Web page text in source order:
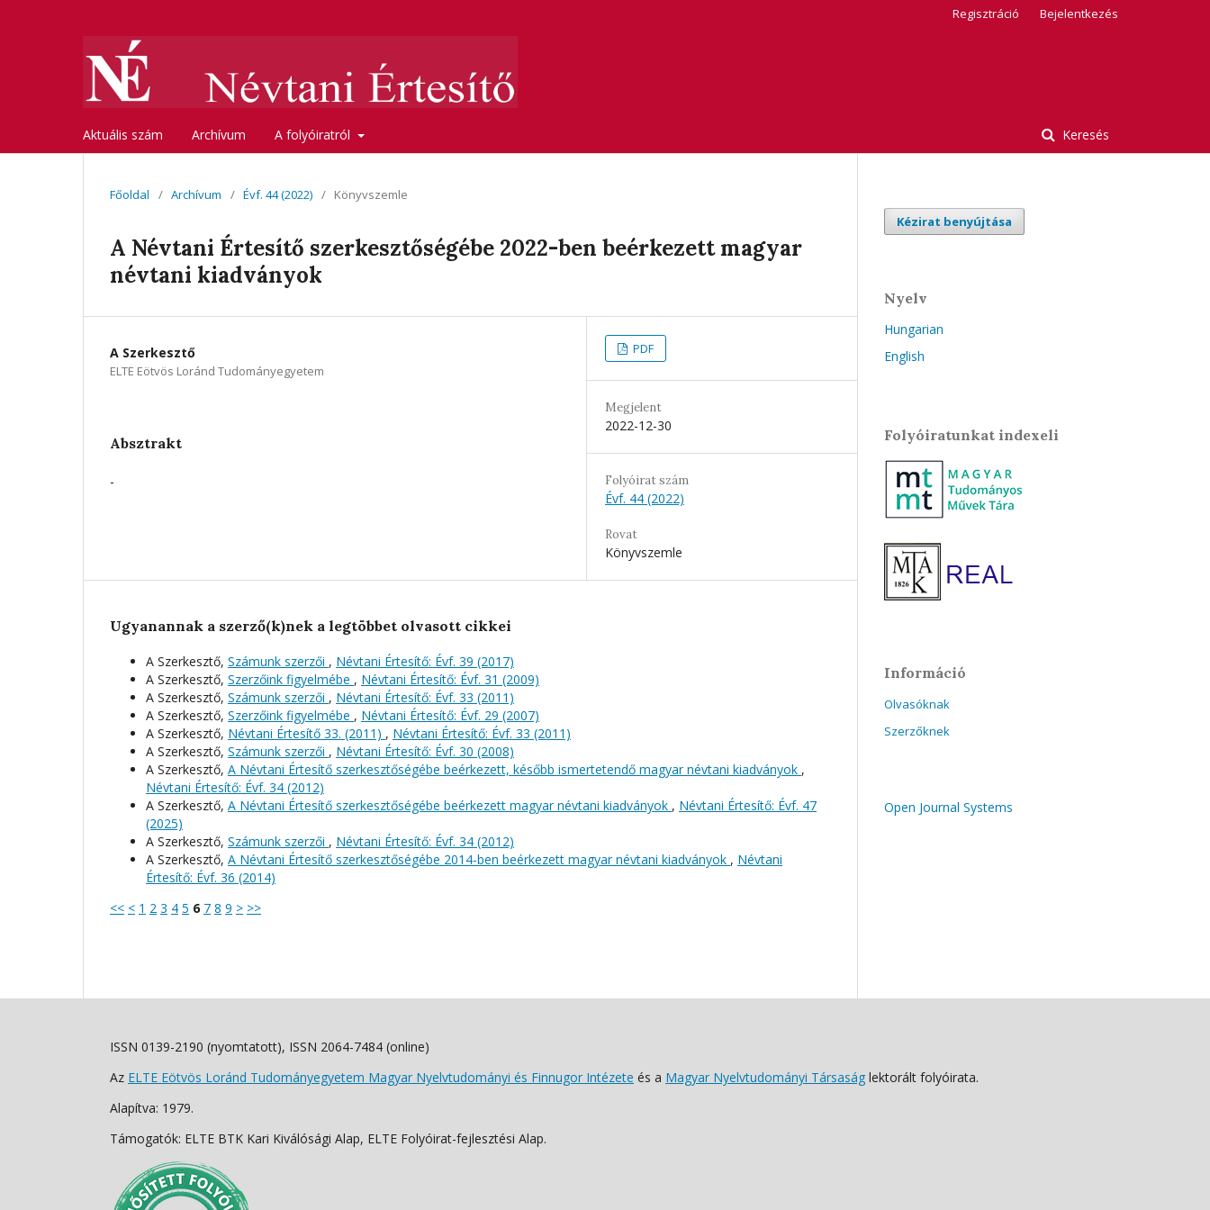
Aktuális szám Archívum A folyóiratról Keresés
Regisztráció Bejelentkezés
Főoldal / Archívum / Évf. 44 (2022) / Könyvszemle
A Névtani Értesítő szerkesztőségébe 2022-ben beérkezett magyar
névtani kiadványok
A Szerkesztő
ELTE Eötvös Loránd Tudományegyetem
Absztrakt
-
PDF
Megjelent
2022-12-30
Folyóirat szám
Évf. 44 (2022)
Rovat
Könyvszemle
Ugyanannak a szerző(k)nek a legtöbbet olvasott cikkei
A Szerkesztő, Számunk szerzői , Névtani Értesítő: Évf. 39 (2017)
A Szerkesztő, Szerzőink figyelmébe , Névtani Értesítő: Évf. 31 (2009)
A Szerkesztő, Számunk szerzői , Névtani Értesítő: Évf. 33 (2011)
A Szerkesztő, Szerzőink figyelmébe , Névtani Értesítő: Évf. 29 (2007)
A Szerkesztő, Névtani Értesítő 33. (2011) , Névtani Értesítő: Évf. 33 (2011)
A Szerkesztő, Számunk szerzői , Névtani Értesítő: Évf. 30 (2008)
A Szerkesztő, A Névtani Értesítő szerkesztőségébe beérkezett, később ismertetendő magyar névtani kiadványok ,
Névtani Értesítő: Évf. 34 (2012)
A Szerkesztő, A Névtani Értesítő szerkesztőségébe beérkezett magyar névtani kiadványok , Névtani Értesítő: Évf. 47
(2025)
A Szerkesztő, Számunk szerzői , Névtani Értesítő: Évf. 34 (2012)
A Szerkesztő, A Névtani Értesítő szerkesztőségébe 2014-ben beérkezett magyar névtani kiadványok , Névtani
Értesítő: Évf. 36 (2014)
<< < 1 2 3 4 5 6 7 8 9 > >>
Kézirat benyújtása
Nyelv
Hungarian
English
Folyóiratunkat indexeli
Információ
Olvasóknak
Szerzőknek
Open Journal Systems
ISSN 0139-2190 (nyomtatott), ISSN 2064-7484 (online)
Az ELTE Eötvös Loránd Tudományegyetem Magyar Nyelvtudományi és Finnugor Intézete és a Magyar Nyelvtudományi Társaság lektorált folyóirata.
Alapítva: 1979.
Támogatók: ELTE BTK Kari Kiválósági Alap, ELTE Folyóirat-fejlesztési Alap.